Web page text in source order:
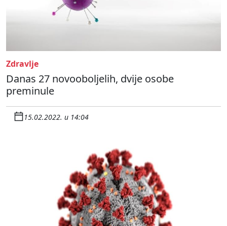
Zdravlje
Danas 27 novooboljelih, dvije osobe
preminule
15.02.2022. u 14:04